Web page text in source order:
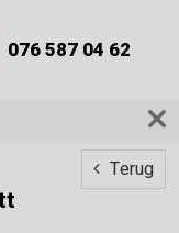
076 587 04 62
Terug